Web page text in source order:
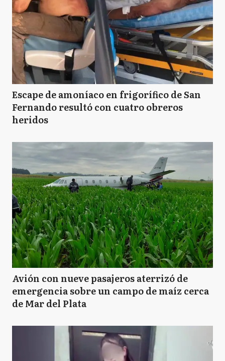
Escape de amoníaco en frigorífico de San
Fernando resultó con cuatro obreros
heridos
Avión con nueve pasajeros aterrizó de
emergencia sobre un campo de maíz cerca
de Mar del Plata